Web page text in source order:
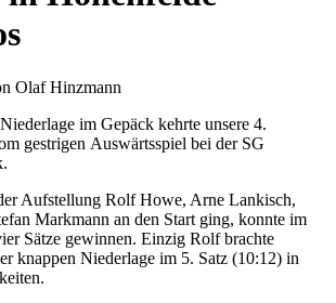
Olaf Hinzmann
im Gepäck kehrte unsere 4.
gestrigen Auswärtsspiel bei der SG
Aufstellung Rolf Howe, Arne Lankisch,
Markmann an den Start ging, konnte im
Sätze gewinnen. Einzig Rolf brachte
knappen Niederlage im 5. Satz (10:12) in